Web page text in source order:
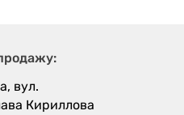
вул.
Кириллова